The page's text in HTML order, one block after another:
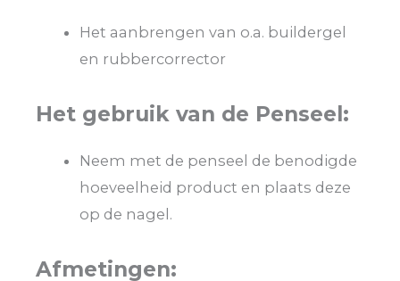
Het aanbrengen van o.a. buildergel
en rubbercorrector
Het gebruik van de Penseel:
Neem met de penseel de benodigde
hoeveelheid product en plaats deze
op de nagel.
Afmetingen: